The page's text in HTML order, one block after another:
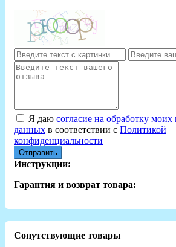
Я даю согласие на обработку
данных в соответствии с Политикой
конфиденциальности
Отправить
Инструкции:
Гарантия и возврат товара:
Сопутствующие товары